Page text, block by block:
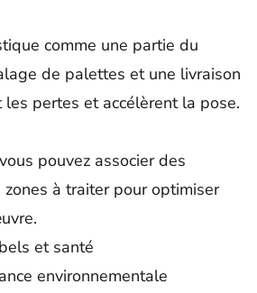
comme une partie du
de palettes et une livraison
pertes et accélèrent la pose.
vous pouvez associer des
à traiter pour optimiser
et santé
environnementale